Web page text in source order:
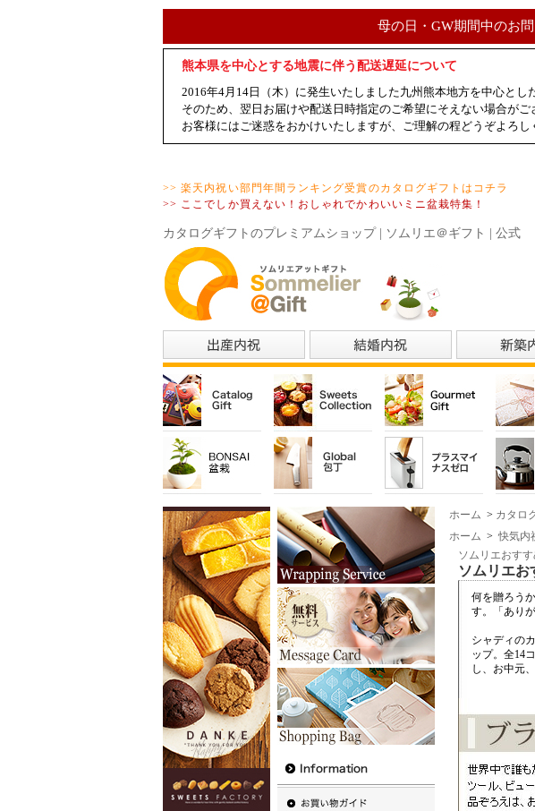
母の日・GW期間中のお
熊本県を中心とする地震に伴う配送遅延について
2016年4月14日（木）に発生いたしました九州熊本地方を中心と
そのため、翌日お届けや配送日時指定のご希望にそえない場合がご
お客様にはご迷惑をおかけいたしますが、ご理解の程どうぞよろし
>> 楽天内祝い部門年間ランキング受賞のカタログギフトはコチラ
>> ここでしか買えない！おしゃれでかわいいミニ盆栽特集！
カタログギフトのプレミアムショップ | ソムリエ＠ギフト | 公式
ホーム > カタロ
ホーム > 快気内
ソムリエおす
ソムリエお
何を贈ろう
す。「あり
シャディの
ップ。全14
し、お中元